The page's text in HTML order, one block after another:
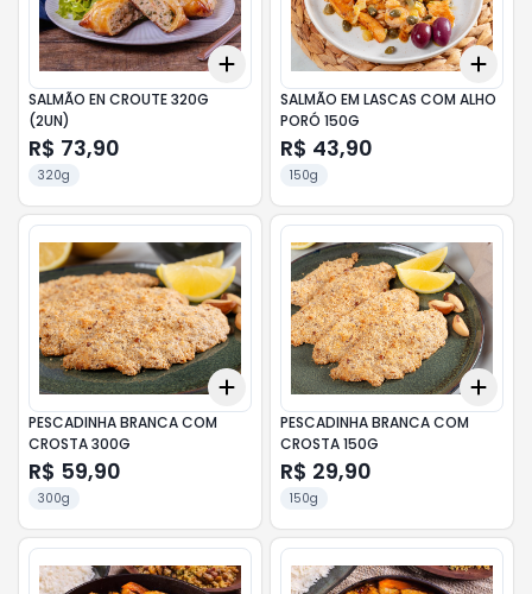
+10
Add
SALMÃO EN CROUTE 320G
(2UN)
R$ 73,90
320g
Add
SALMÃO EM LASCAS COM ALHO
PORÓ 150G
R$ 43,90
150g
+5 +10
Add
PESCADINHA BRANCA COM
CROSTA 300G
R$ 59,90
300g
Add
PESCADINHA BRANCA COM
CROSTA 150G
R$ 29,90
150g